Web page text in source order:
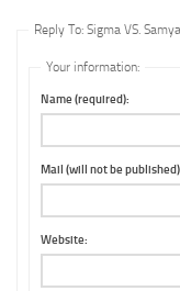
Reply To: Sigma VS.
Your information:
Name (required):
Mail (will not be
Website: